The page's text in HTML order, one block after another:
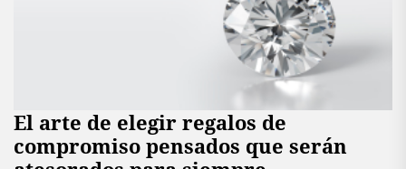
El arte de elegir regalos de
compromiso pensados que serán